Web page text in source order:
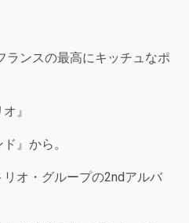
ランスの最高にキッチュなポ
』
』から。
オ・グループの2ndアルバ